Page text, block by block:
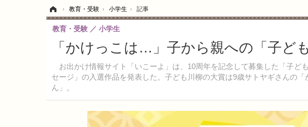
› 教育・受験 › 小学生 › 記事
「かけっこは…」子から親への「子ど
お出かけ情報サイト「いこーよ」は、10周年を記念して募集した「子ど
セージ」の入選作品を発表した。子ども川柳の大賞は9歳サトヤギさんの
ん」。
教育・受験 小学生